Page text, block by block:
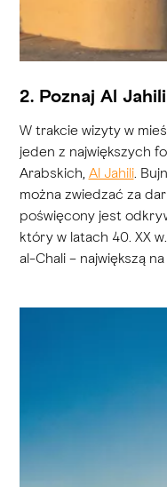
2. Poznaj Al
W trakcie wizyty w
jeden z największych
Arabskich, Al Jahili.
można zwiedzać za
poświęcony jest
który w latach 40. XX
al-Chali – największą